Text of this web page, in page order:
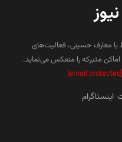
با معارف حسینی، فعالیت‌های
متبرکه را منعکس می‌نماید.
[email protected]
اینستاگرام